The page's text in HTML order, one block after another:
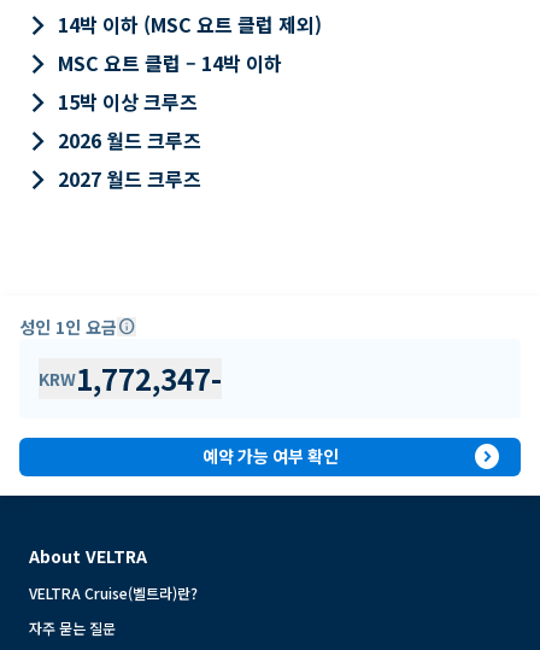
keyboard_arrow_right 14박 이하 (MSC 요트 클럽 제외)
keyboard_arrow_right MSC 요트 클럽 – 14박 이하
keyboard_arrow_right 15박 이상 크루즈
keyboard_arrow_right 2026 월드 크루즈
keyboard_arrow_right 2027 월드 크루즈
성인 1인 요금info
KRW1,772,347-
예약 가능 여부 확인 expand_circle_right
About VELTRA
VELTRA Cruise(벨트라)란?
자주 묻는 질문